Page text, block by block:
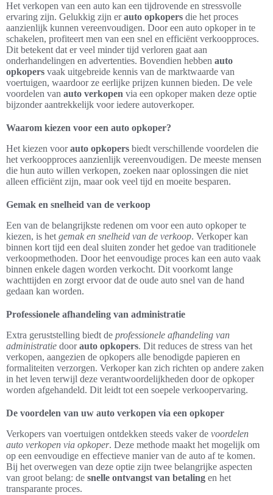
Het verkopen van een auto kan een tijdrovende en stressvolle
ervaring zijn. Gelukkig zijn erauto opkopers die het proces
aanzienlijk kunnen vereenvoudigen. Door een auto opkoper in te
schakelen, profiteert men van een snel en efficiënt verkoopproces.
Dit betekent dat er veel minder tijd verloren gaat aan
onderhandelingen en advertenties. Bovendien hebben auto
opkopers vaak uitgebreide kennis van de marktwaarde van
voertuigen, waardoor ze eerlijke prijzen kunnen bieden. De vele
voordelen van auto verkopen via een opkoper maken deze optie
bijzonder aantrekkelijk voor iedere autoverkoper.
Waarom kiezen voor een auto opkoper?
Het kiezen voorauto opkopers biedt verschillende voordelen die
het verkoopproces aanzienlijk vereenvoudigen. De meeste mensen
die hun auto willen verkopen, zoeken naar oplossingen die niet
alleen efficiënt zijn, maar ook veel tijd en moeite besparen.
Gemak en snelheid van de verkoop
Een van de belangrijkste redenen om voor een auto opkoper te
kiezen, is het gemak en snelheid van de verkoop. Verkoper kan
binnen kort tijd een deal sluiten zonder het gedoe van traditionele
verkoopmethoden. Door het eenvoudige proces kan een auto vaak
binnen enkele dagen worden verkocht. Dit voorkomt lange
wachttijden en zorgt ervoor dat de oude auto snel van de hand
gedaan kan worden.
Professionele afhandeling van administratie
Extra geruststelling biedt de professionele afhandeling van
administratie doorauto opkopers. Dit reduces de stress van het
verkopen, aangezien de opkopers alle benodigde papieren en
formaliteiten verzorgen. Verkoper kan zich richten op andere zaken
in het leven terwijl deze verantwoordelijkheden door de opkoper
worden afgehandeld. Dit leidt tot een soepele verkoopervaring.
De voordelen van uw auto verkopen via een opkoper
Verkopers van voertuigen ontdekken steeds vaker de voordelen
auto verkopen via opkoper. Deze methode maakt het mogelijk om
op een eenvoudige en effectieve manier van de auto af te komen.
Bij het overwegen van deze optie zijn twee belangrijke aspecten
van groot belang: de snelle ontvangst van betaling en het
transparante proces.